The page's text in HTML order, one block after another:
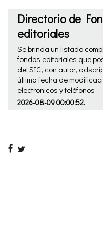
Directorio de
editoriales
Se brinda un listado
fondos editoriales que
del SIC, con autor,
última fecha de
electronicos y teléfonos
2026-08-09 00:00:52.